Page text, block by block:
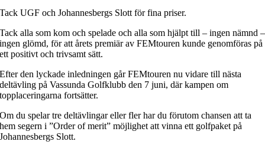
Tack UGF och Johannesbergs Slott för fina priser.
Tack alla som kom och spelade och alla som hjälpt till – ingen nämnd –
ingen glömd, för att årets premiär av FEMtouren kunde genomföras på
ett positivt och trivsamt sätt.
Efter den lyckade inledningen går FEMtouren nu vidare till nästa
deltävling på Vassunda Golfklubb den 7 juni, där kampen om
topplaceringarna fortsätter.
Om du spelar tre deltävlingar eller fler har du förutom chansen att ta
hem segern i ”Order of merit” möjlighet att vinna ett golfpaket på
Johannesbergs Slott.